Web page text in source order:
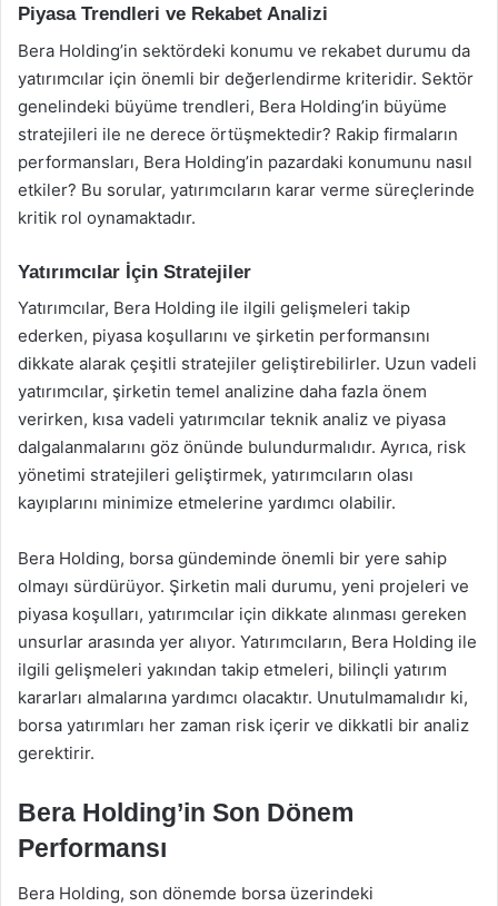
Piyasa Trendleri ve Rekabet Analizi
Bera Holding’in sektördeki konumu ve rekabet durumu da
yatırımcılar için önemli bir değerlendirme kriteridir. Sektör
genelindeki büyüme trendleri, Bera Holding’in büyüme
stratejileri ile ne derece örtüşmektedir? Rakip firmaların
performansları, Bera Holding’in pazardaki konumunu nasıl
etkiler? Bu sorular, yatırımcıların karar verme süreçlerinde
kritik rol oynamaktadır.
Yatırımcılar İçin Stratejiler
Yatırımcılar, Bera Holding ile ilgili gelişmeleri takip
ederken, piyasa koşullarını ve şirketin performansını
dikkate alarak çeşitli stratejiler geliştirebilirler. Uzun vadeli
yatırımcılar, şirketin temel analizine daha fazla önem
verirken, kısa vadeli yatırımcılar teknik analiz ve piyasa
dalgalanmalarını göz önünde bulundurmalıdır. Ayrıca, risk
yönetimi stratejileri geliştirmek, yatırımcıların olası
kayıplarını minimize etmelerine yardımcı olabilir.
Bera Holding, borsa gündeminde önemli bir yere sahip
olmayı sürdürüyor. Şirketin mali durumu, yeni projeleri ve
piyasa koşulları, yatırımcılar için dikkate alınması gereken
unsurlar arasında yer alıyor. Yatırımcıların, Bera Holding ile
ilgili gelişmeleri yakından takip etmeleri, bilinçli yatırım
kararları almalarına yardımcı olacaktır. Unutulmamalıdır ki,
borsa yatırımları her zaman risk içerir ve dikkatli bir analiz
gerektirir.
Bera Holding’in Son Dönem
Performansı
Bera Holding, son dönemde borsa üzerindeki